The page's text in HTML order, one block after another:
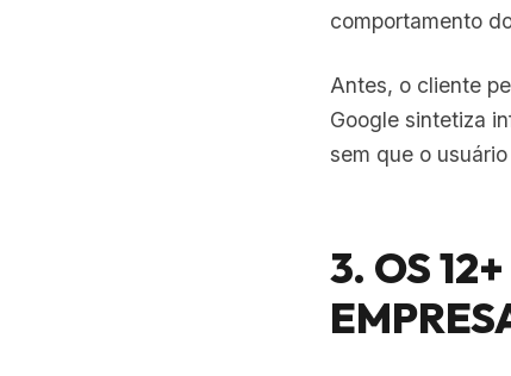
comportamento
Antes, o cliente
Google sintetiza
sem que o
3. OS